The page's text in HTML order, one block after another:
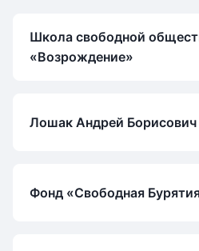
Школа свободной
«Возрождение»
Лошак Андрей Борисович
Фонд «Свободная